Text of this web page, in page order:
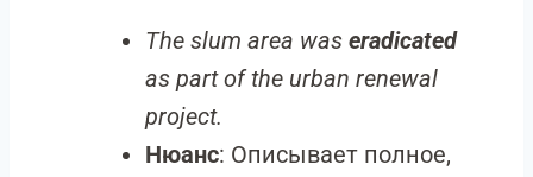
The slum area was eradicated
as part of the urban renewal
project.
Нюанс: Описывает полное,